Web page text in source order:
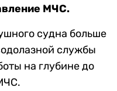
МЧС.
судна больше
службы
на глубине до